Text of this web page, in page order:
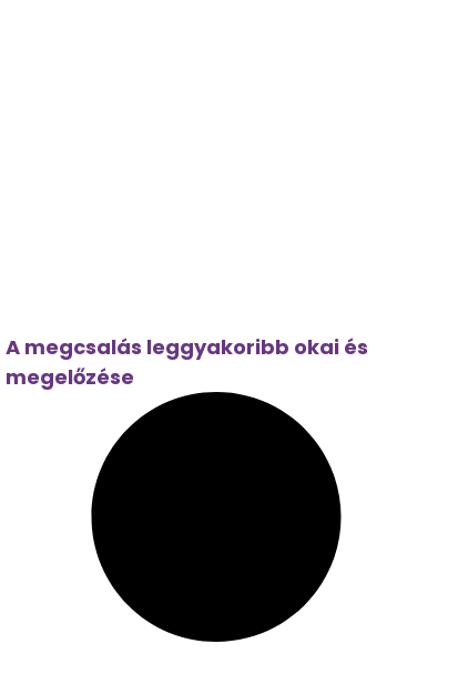
A megcsalás leggyakoribb okai és
megelőzése